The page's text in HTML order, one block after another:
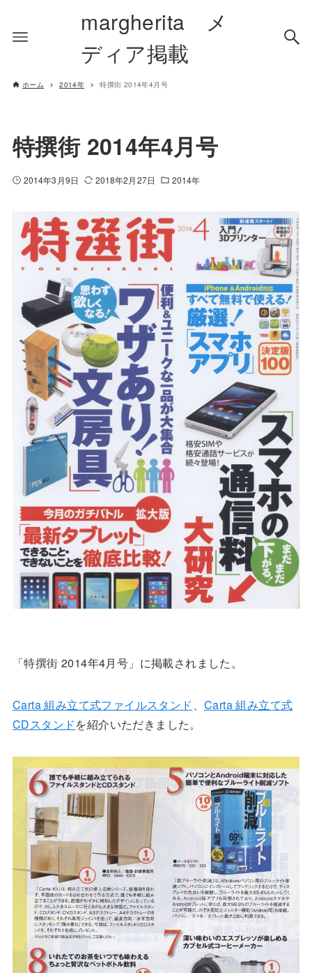
margherita メ
ディア掲載
ホーム 2014年 特撰街 2014年4月号
特撰街 2014年4月号
2014年3月9日 2018年2月27日 2014年
「特撰街 2014年4月号」に掲載されました。
Carta 組み立て式ファイルスタンド 、 Carta 組み立て式
CDスタンドを紹介いただきました。